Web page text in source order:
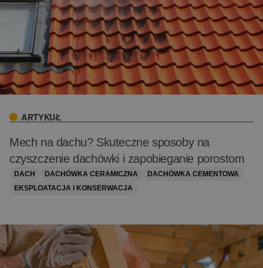
ARTYKUŁ
Mech na dachu? Skuteczne sposoby na
czyszczenie dachówki i zapobieganie porostom
DACH DACHÓWKA CERAMICZNA
DACHÓWKA CEMENTOWA
EKSPLOATACJA I KONSERWACJA